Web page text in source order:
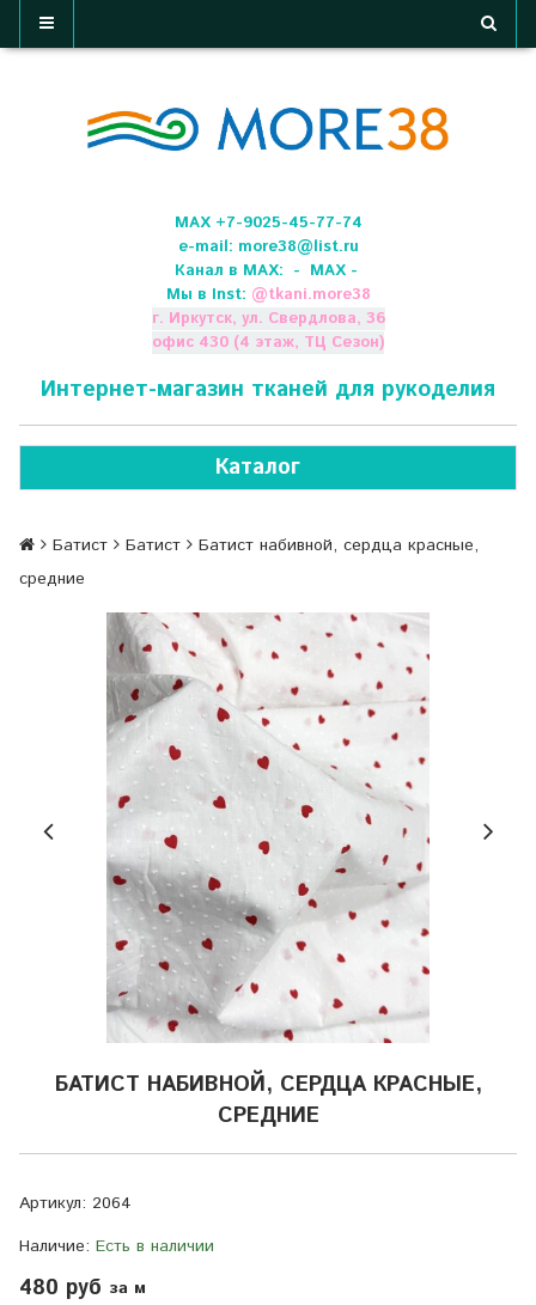
МАХ +7-9025-45-77-74
e-mail: more38@list.ru
Канал в МАХ: - МАХ -
Мы в Inst: @tkani.more38
г. Иркутск, ул. Свердлова, 36
офис 430 (4 этаж, ТЦ Сезон)
Интернет-магазин тканей для рукоделия
Каталог
Батист Батист
Батист набивной, сердца красные,
средние
БАТИСТ НАБИВНОЙ, СЕРДЦА КРАСНЫЕ,
СРЕДНИЕ
Артикул: 2064
Наличие: Есть в наличии
480 руб за м